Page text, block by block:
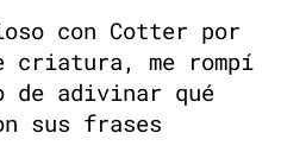
con Cotter por
criatura, me rompí
de adivinar qué
sus frases